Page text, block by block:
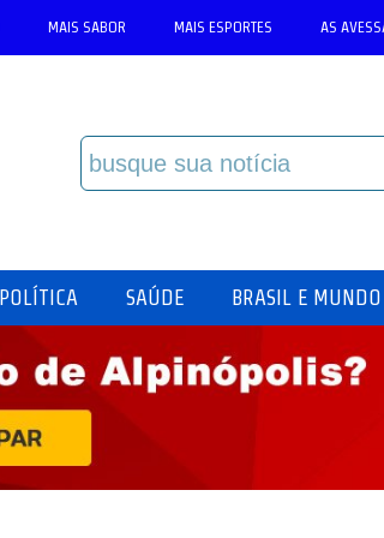
MAIS SABOR MAIS ESPORTES AS
POLÍTICA SAÚDE BRASIL E MUNDO